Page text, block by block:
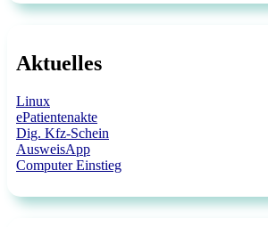
Aktuelles
Linux
ePatientenakte
Dig. Kfz-Schein
AusweisApp
Computer Einstieg